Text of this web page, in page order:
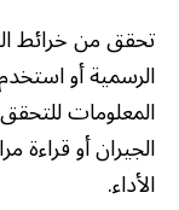
تحقق من خرائط
الرسمية أو
الجيران أو
الأداء.